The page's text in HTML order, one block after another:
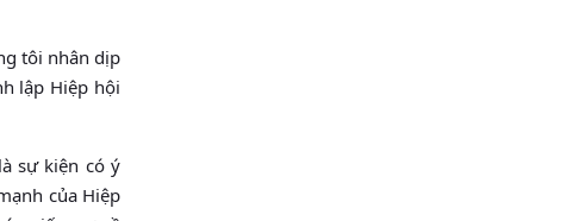
tôi nhân dịp
lập Hiệp hội
sự kiện có ý
của Hiệp